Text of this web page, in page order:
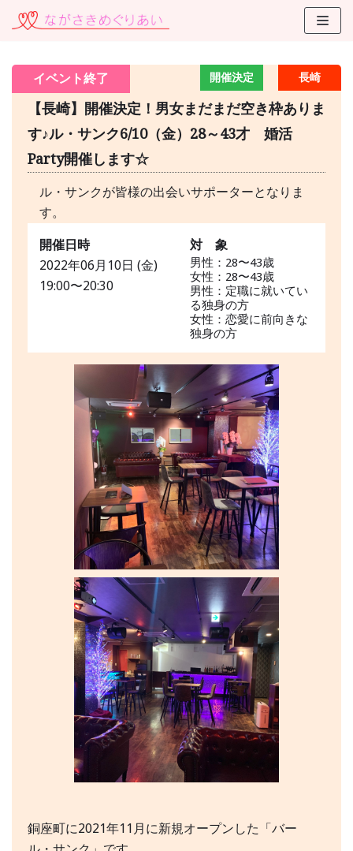
コ
キ
長崎
イベント終了 開催決定
【長崎】開催決定！男女まだまだ空き枠ありま
す♪ル・サンク6/10（金）28～43才 婚活
Party開催します☆
ル・サンクが皆様の出会いサポーターとなりま
す。
開催日時
2022年06月10日 (金)
19:00〜20:30
対 象
男性：28〜43歳
女性：28〜43歳
男性：定職に就いてい
る独身の方
女性：恋愛に前向きな
独身の方
銅座町に2021年11月に新規オープンした「バー